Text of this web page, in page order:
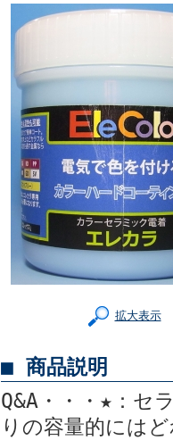
拡大表示
■ 商品説明
Q&A・・・★：セ
りの容量的には